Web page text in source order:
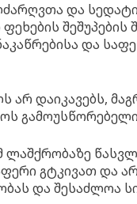
და
შეშუპების
და
დაიკავებს,
ლაშქრობაზე
გტკივათ და
და შესაძლოა